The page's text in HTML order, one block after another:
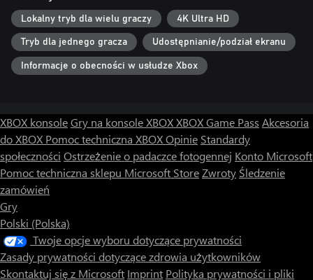
Lokalny tryb dla wielu graczy 4K Ultra HD
Tryb dla jednego gracza Udostępnianie/podział ekranu
Informacje o obecności w usłudze Xbox
XBOX konsoleGry na konsole XBOXXBOX Game Pass Akcesoria
do XBOX Pomoc techniczna XBOXOpinie Standardy
społeczności Ostrzeżenie o padaczce fotogennej Konto Microsoft
Pomoc techniczna sklepu Microsoft StoreZwroty Śledzenie
zamówień
Gry
Polski (Polska)
Twoje opcje wyboru dotyczące prywatności
Zasady prywatności dotyczące zdrowia użytkowników
Skontaktuj się z Microsoft Imprint Polityka prywatności i pliki